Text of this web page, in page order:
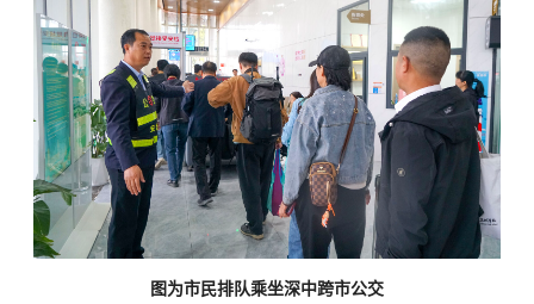
图为市民排队乘坐深中跨市公交